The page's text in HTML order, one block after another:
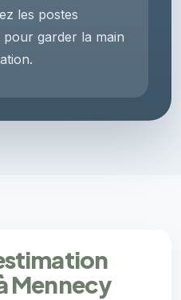
les postes
garder la main
Mennecy